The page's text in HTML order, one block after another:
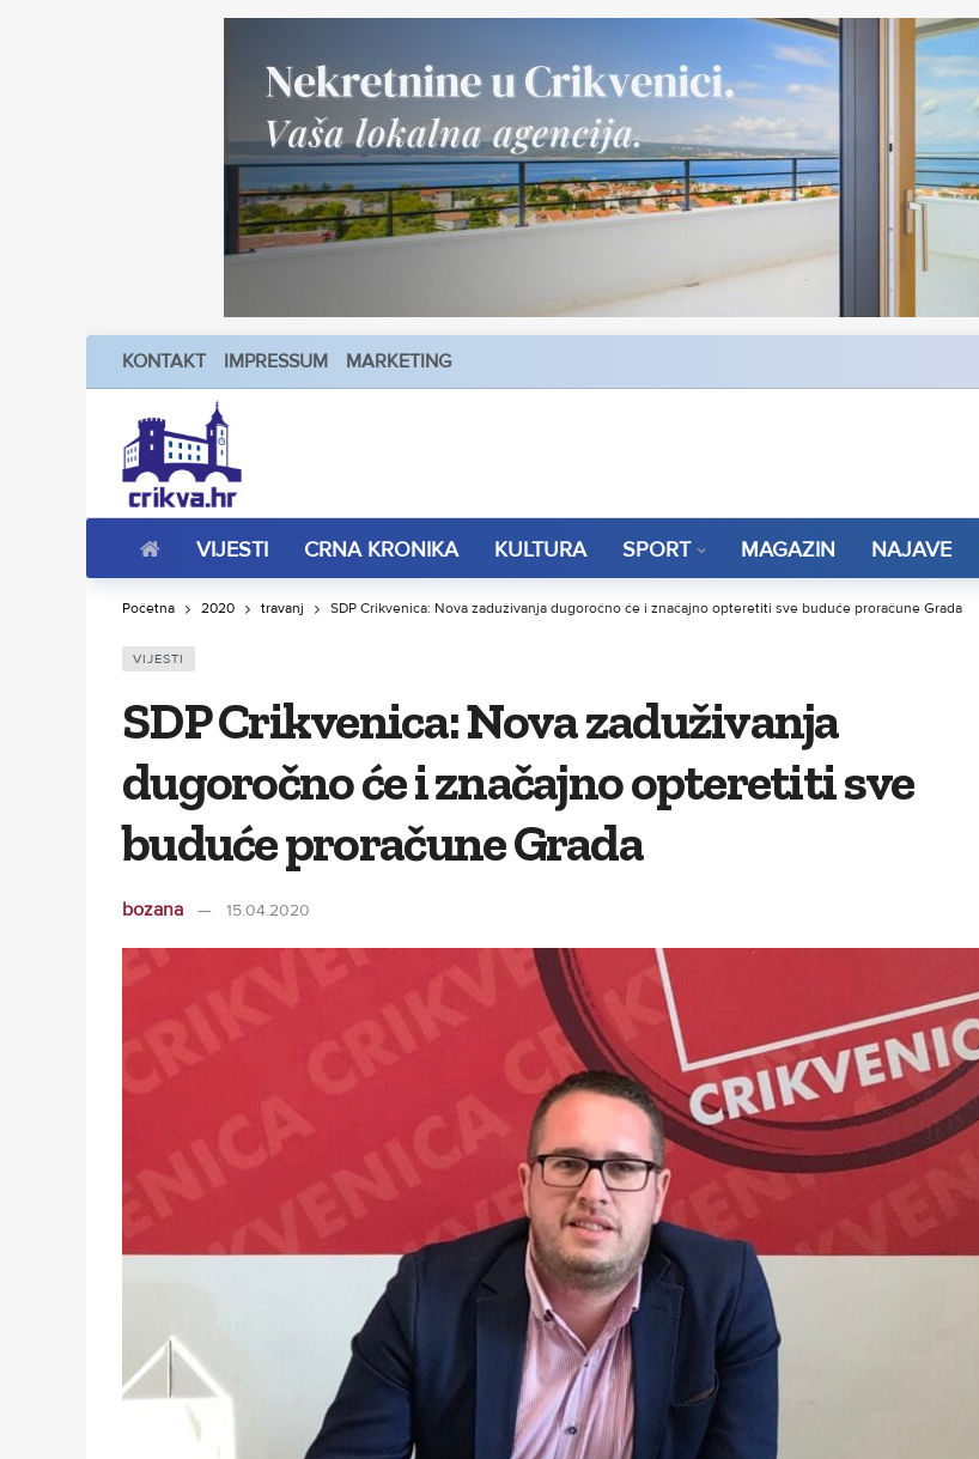
KONTAKT IMPRESSUM MARKETING
VIJESTI CRNA KRONIKA KULTURA SPORT MAGAZIN NAJAVE
Početna 2020 travanj SDP Crikvenica: Nova zaduživanja dugoročno će i značajno opteretiti sve buduće proračune Grada
VIJESTI
SDP Crikvenica: Nova zaduživanja
dugoročno će i značajno opteretiti sve
buduće proračune Grada
bozana 15.04.2020